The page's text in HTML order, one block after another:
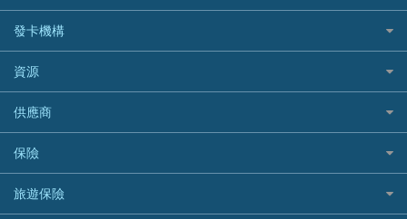
銀行貸款
財務公司貸款
免入息貸款
免TU貸款
急借錢
緊急貸款比較
CCB(Asia) 中國建設銀行 (亞洲)
Citibank 花旗銀行
CNCBI 信銀國際
CreFIT 維信
DBS 星展銀行
DSB 大新銀行
如何管理個人貸款
個人貸款有用資訊
清卡數貸款教學
循環貸款教學
個人化貸款產品推介 🔥全新
債務重組一覽
供樓利息扣稅
最佳貸款app
網購優惠
精選外幣網購信用卡
尊尚信用卡
公司信用卡
電子錢包信用卡
日本遊信用卡攻略
韓國遊信用卡攻略
台灣遊信用卡攻略
發卡機構
Citibank花旗銀行
AE美國運通
DBS星展銀行
HSBC滙豐銀行
Mox
信銀國際
資源
Black Friday優惠
淘寶付款方式
一田購物優惠日
SOGO感謝祭
HKTVmall優惠碼
供應商
八達通自動增值信用卡
保險
旅遊保險
旅遊保險